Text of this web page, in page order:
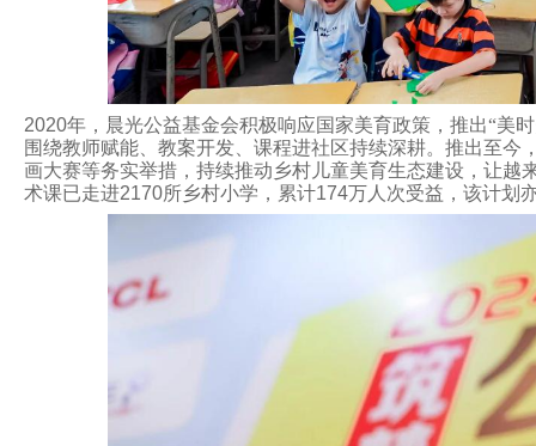
2020年，晨光公益基金会积极响应国家美育政策，推出“美
围绕教师赋能、教案开发、课程进社区持续深耕。推出至今
画大赛等务实举措，持续推动乡村儿童美育生态建设，让越
术课已走进2170所乡村小学，累计174万人次受益，该计划